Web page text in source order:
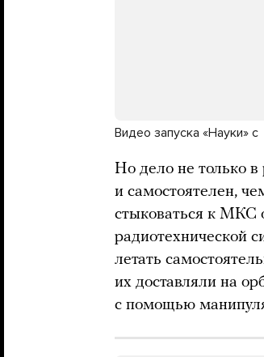
Видео запуска «Науки» c
Но дело не только
и самостоятелен,
стыковаться к МКС
радиотехнической
летать
их доставляли на
с помощью